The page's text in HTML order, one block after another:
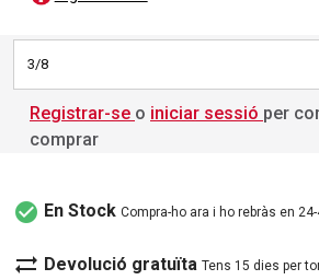
3/8
Registrar-se o iniciar sessió per
comprar
check_circle En Stock Compra-ho ara i ho rebràs en
sync_alt Devolució gratuïta Tens 15 dies per